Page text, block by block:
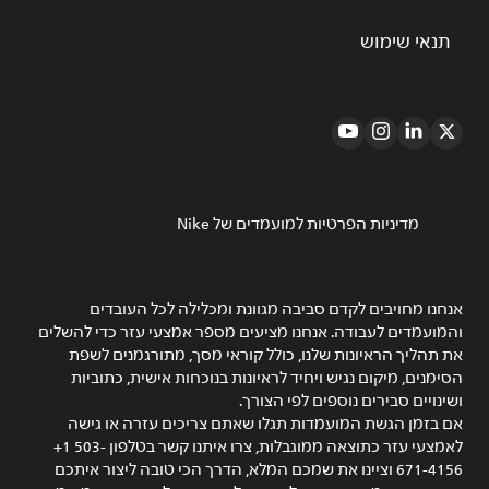
תנאי שימוש
מדיניות הפרטיות למועמדים של Nike
אנחנו מחויבים לקדם סביבה מגוונת ומכלילה לכל העובדים
והמועמדים לעבודה. אנחנו מציעים מספר אמצעי עזר כדי להשלים
את תהליך הראיונות שלנו, כולל קוראי מסך, מתורגמנים לשפת
הסימנים, מיקום נגיש ויחיד לראיונות בנוכחות אישית, כתוביות
ושינויים סבירים נוספים לפי הצורך.
אם בזמן הגשת המועמדות תגלו שאתם צריכים עזרה או גישה
לאמצעי עזר כתוצאה ממוגבלות, צרו איתנו קשר בטלפון ‎+1 503-
671-4156 וציינו את שמכם המלא, הדרך הכי טובה ליצור איתכם